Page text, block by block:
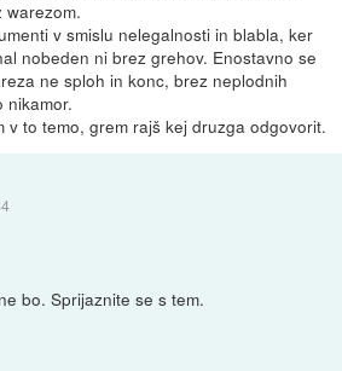
warezom.
v smislu nelegalnosti in blabla, ker
nobeden ni brez grehov. Enostavno se
ne sploh in konc, brez neplodnih
nikamor.
v to temo, grem rajš kej druzga odgovorit.
bo. Sprijaznite se s tem.